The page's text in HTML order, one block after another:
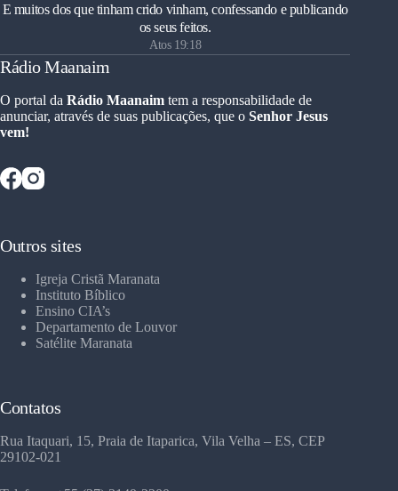
E muitos dos que tinham crido vinham, confessando e publicando
os seus feitos.
Atos 19:18
Rádio Maanaim
O portal da Rádio Maanaim tem a responsabilidade de
anunciar, através de suas publicações, que o Senhor Jesus
vem!
Outros sites
Igreja Cristã Maranata
Instituto Bíblico
Ensino CIA’s
Departamento de Louvor
Satélite Maranata
Contatos
Rua Itaquari, 15, Praia de Itaparica, Vila Velha – ES, CEP
29102-021